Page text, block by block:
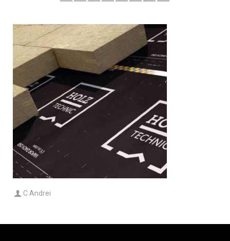
C Andrei